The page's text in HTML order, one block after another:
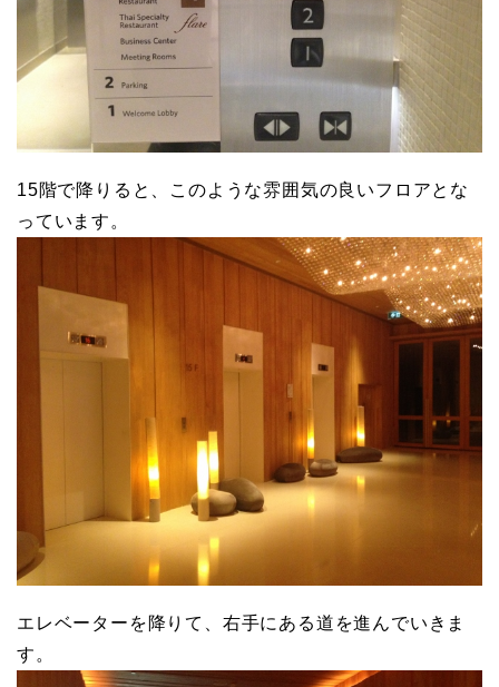
15階で降りると、このような雰囲気の良いフロアとな
っています。
エレベーターを降りて、右手にある道を進んでいきま
す。